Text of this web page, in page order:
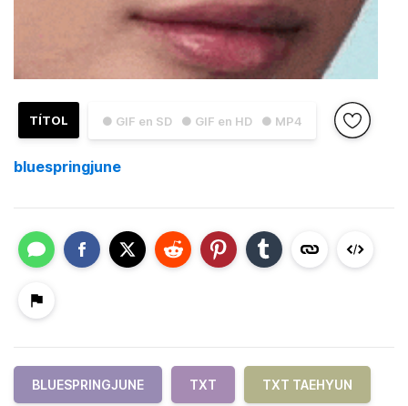
● GIF en SD ● GIF en HD ● MP4
TÍTOL
bluespringjune
BLUESPRINGJUNE TXT TXT TAEHYUN